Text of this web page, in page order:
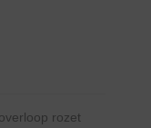
rozet